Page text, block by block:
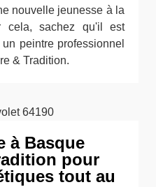
nouvelle jeunesse à la
cela, sachez qu'il est
peintre professionnel
& Tradition.
à Basque
pour
tout au